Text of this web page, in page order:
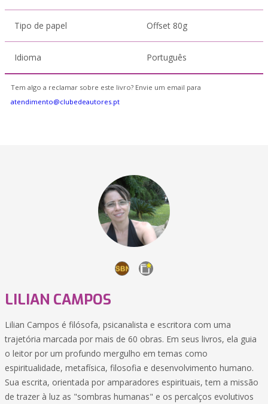
Tipo de papel Offset 80g
Idioma Português
Tem algo a reclamar sobre este livro? Envie um email para
atendimento@clubedeautores.pt
LILIAN CAMPOS
Lilian Campos é filósofa, psicanalista e escritora com uma
trajetória marcada por mais de 60 obras. Em seus livros, ela guia
o leitor por um profundo mergulho em temas como
espiritualidade, metafísica, filosofia e desenvolvimento humano.
Sua escrita, orientada por amparadores espirituais, tem a missão
de trazer à luz as "sombras humanas" e os percalços evolutivos